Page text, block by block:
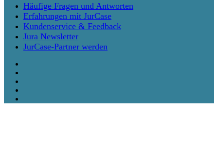
Häufige Fragen und Antworten
Erfahrungen mit JurCase
Kundenservice & Feedback
Jura Newsletter
JurCase-Partner werden